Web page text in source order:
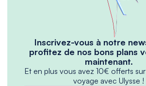
Inscrivez-vous à notre
profitez de nos bons plans
maintenant.
Et en plus vous avez 10€ offerts
voyage avec Ulysse !